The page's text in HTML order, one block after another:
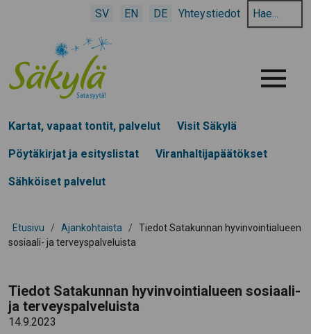
SV EN DE Yhteystiedot
Hae
hakusanalla:
Menu
Kartat, vapaat tontit, palvelut Visit Säkylä
Pöytäkirjat ja esityslistat Viranhaltijapäätökset
Sähköiset palvelut
Etusivu / Ajankohtaista /
Tiedot Satakunnan hyvinvointialueen
sosiaali- ja terveyspalveluista
Tiedot Satakunnan hyvinvointialueen sosiaali-
ja terveyspalveluista
14.9.2023